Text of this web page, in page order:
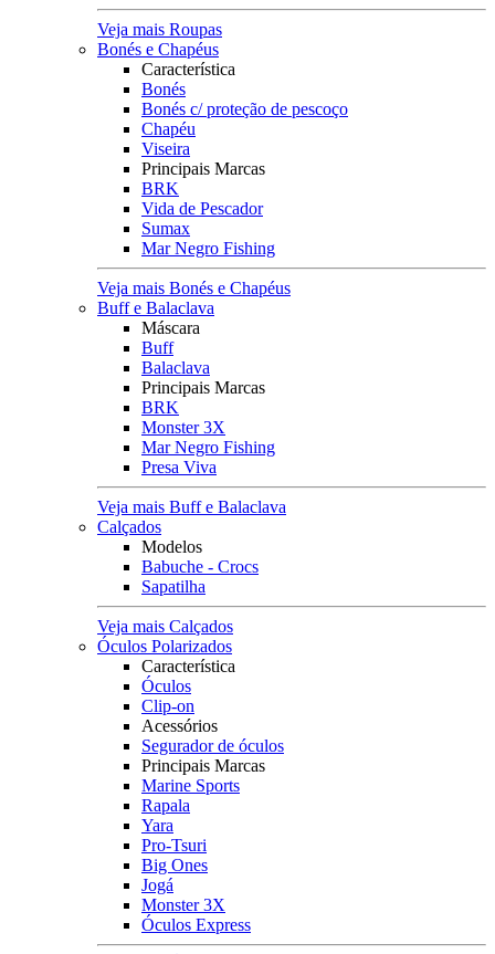
Veja mais Roupas
Bonés e Chapéus
Característica
Bonés
Bonés c/ proteção de pescoço
Chapéu
Viseira
Principais Marcas
BRK
Vida de Pescador
Sumax
Mar Negro Fishing
Veja mais Bonés e Chapéus
Buff e Balaclava
Máscara
Buff
Balaclava
Principais Marcas
BRK
Monster 3X
Mar Negro Fishing
Presa Viva
Veja mais Buff e Balaclava
Calçados
Modelos
Babuche - Crocs
Sapatilha
Veja mais Calçados
Óculos Polarizados
Característica
Óculos
Clip-on
Acessórios
Segurador de óculos
Principais Marcas
Marine Sports
Rapala
Yara
Pro-Tsuri
Big Ones
Jogá
Monster 3X
Óculos Express